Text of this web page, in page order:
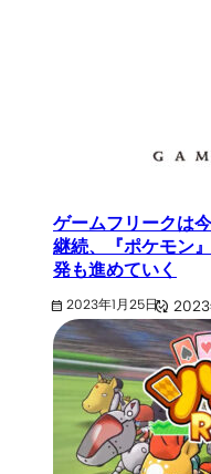
ゲームフリークは
継続、『ポケモン
発も進めていく
2023年1月25日 2023